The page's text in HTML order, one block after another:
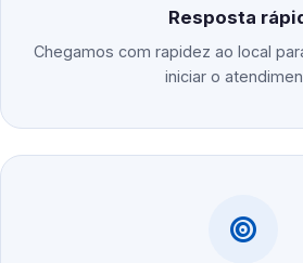
Resposta
Chegamos com rapidez ao local
iniciar o